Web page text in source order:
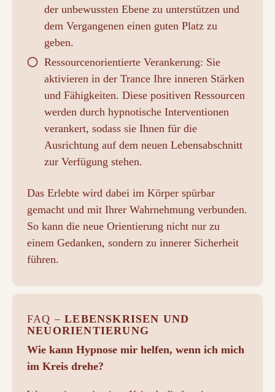
der unbewussten Ebene zu unterstützen und
dem Vergangenen einen guten Platz zu
geben.
Ressourcenorientierte Verankerung: Sie
aktivieren in der Trance Ihre inneren Stärken
und Fähigkeiten. Diese positiven Ressourcen
werden durch hypnotische Interventionen
verankert, sodass sie Ihnen für die
Ausrichtung auf dem neuen Lebensabschnitt
zur Verfügung stehen.
Das Erlebte wird dabei im Körper spürbar
gemacht und mit Ihrer Wahrnehmung verbunden.
So kann die neue Orientierung nicht nur zu
einem Gedanken, sondern zu innerer Sicherheit
führen.
FAQ –LEBENSKRISEN UND
NEUORIENTIERUNG
Wie kann Hypnose mir helfen, wenn ich mich
im Kreis drehe?